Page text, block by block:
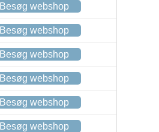
Besøg webshop
Besøg webshop
Besøg webshop
Besøg webshop
Besøg webshop
Besøg webshop